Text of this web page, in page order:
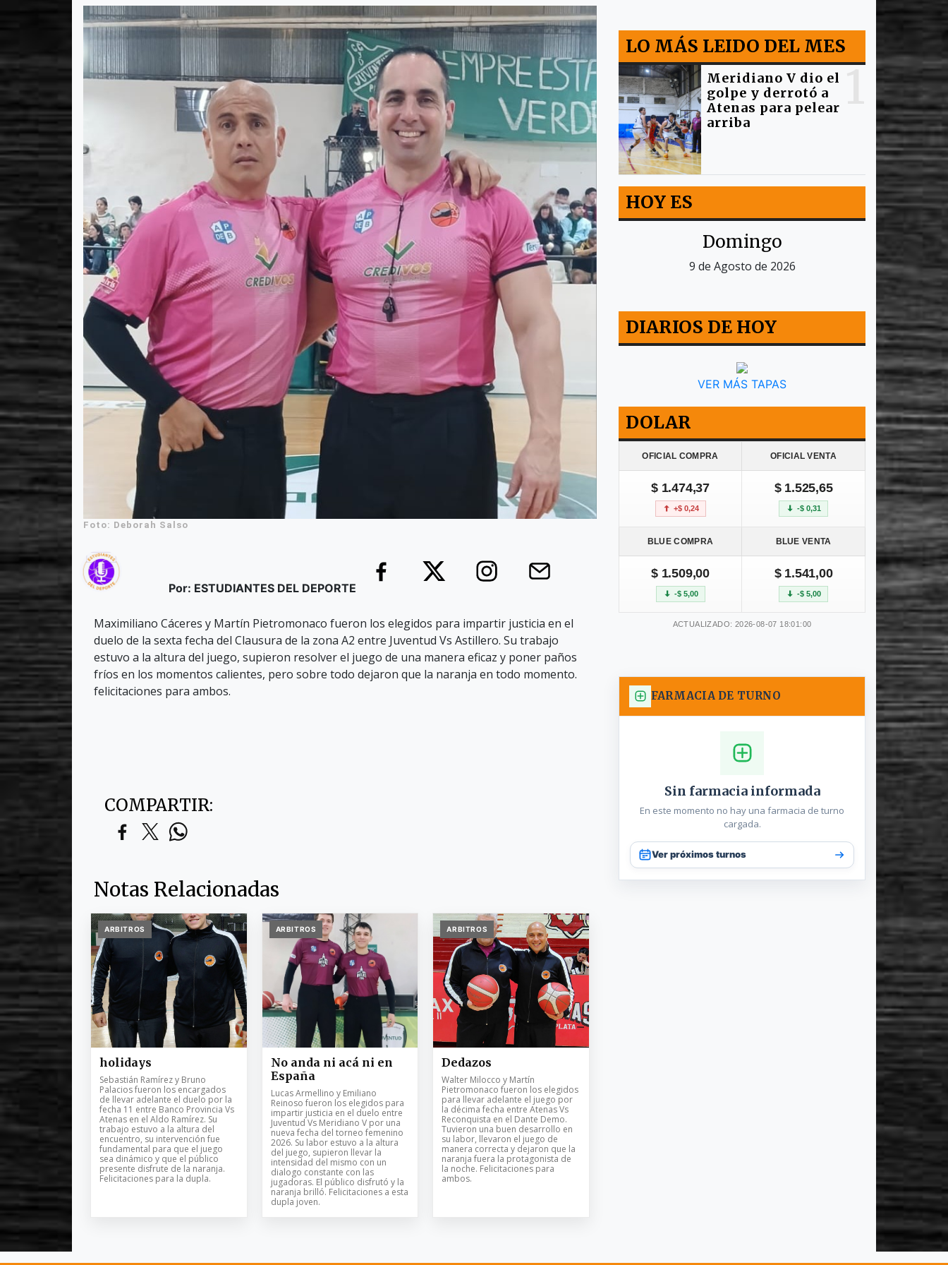
Foto: Deborah Salso
Por: ESTUDIANTES DEL DEPORTE
Maximiliano Cáceres y Martín Pietromonaco fueron los elegidos para impartir justicia en el
duelo de la sexta fecha del Clausura de la zona A2 entre Juventud Vs Astillero. Su trabajo
estuvo a la altura del juego, supieron resolver el juego de una manera eficaz y poner paños
fríos en los momentos calientes, pero sobre todo dejaron que la naranja en todo momento.
felicitaciones para ambos.
COMPARTIR:
Notas Relacionadas
ARBITROS
holidays
Sebastián Ramírez y Bruno
Palacios fueron los encargados
de llevar adelante el duelo por la
fecha 11 entre Banco Provincia Vs
Atenas en el Aldo Ramírez. Su
trabajo estuvo a la altura del
encuentro, su intervención fue
fundamental para que el juego
sea dinámico y que el público
presente disfrute de la naranja.
Felicitaciones para la dupla.
ARBITROS
No anda ni acá ni en
España
Lucas Armellino y Emiliano
Reinoso fueron los elegidos para
impartir justicia en el duelo entre
Juventud Vs Meridiano V por una
nueva fecha del torneo femenino
2026. Su labor estuvo a la altura
del juego, supieron llevar la
intensidad del mismo con un
dialogo constante con las
jugadoras. El público disfrutó y la
naranja brilló. Felicitaciones a esta
dupla joven.
ARBITROS
Dedazos
Walter Milocco y Martín
Pietromonaco fueron los elegidos
para llevar adelante el juego por
la décima fecha entre Atenas Vs
Reconquista en el Dante Demo.
Tuvieron una buen desarrollo en
su labor, llevaron el juego de
manera correcta y dejaron que la
naranja fuera la protagonista de
la noche. Felicitaciones para
ambos.
LO MÁS LEIDO DEL MES
Meridiano V dio el
golpe y derrotó a
Atenas para pelear
arriba
HOY ES
Domingo
9 de Agosto de 2026
DIARIOS DE HOY
VER MÁS TAPAS
DOLAR
OFICIAL COMPRA OFICIAL VENTA
$ 1.474,37
+$ 0,24
$ 1.525,65
-$ 0,31
BLUE COMPRA BLUE VENTA
$ 1.509,00
-$ 5,00
$ 1.541,00
-$ 5,00
ACTUALIZADO: 2026-08-07 18:01:00
FARMACIA DE TURNO
Sin farmacia informada
En este momento no hay una farmacia de turno
cargada.
Ver próximos turnos